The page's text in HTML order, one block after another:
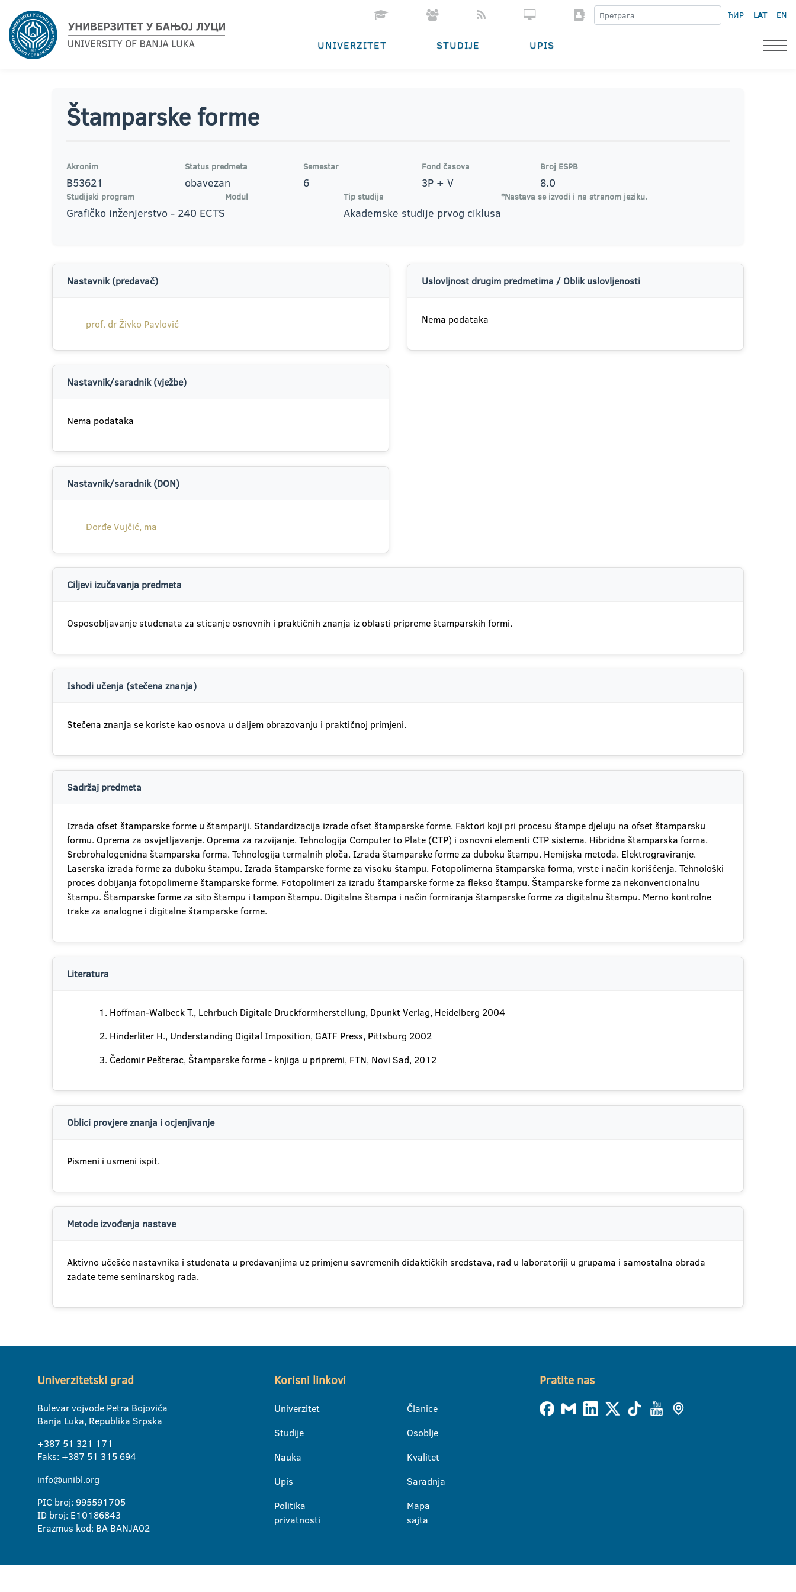
ЋИР LAT EN
UNIVERZITET STUDIJE UPIS
Štamparske forme
Akronim
B53621
Status predmeta
obavezan
Semestar
6
Fond časova
3P + V
Broj ESPB
8.0
Studijski program
Grafičko inženjerstvo - 240 ECTS
Modul Tip studija
Akademske studije prvog ciklusa
*Nastava se izvodi i na stranom jeziku.
Nastavnik (predavač)
prof. dr Živko Pavlović
Nastavnik/saradnik (vježbe)
Nema podataka
Nastavnik/saradnik (DON)
Đorđe Vujčić, ma
Uslovljnost drugim predmetima / Oblik uslovljenosti
Nema podataka
Ciljevi izučavanja predmeta
Osposobljavanje studenata za sticanje osnovnih i praktičnih znanja iz oblasti pripreme štamparskih formi.
Ishodi učenja (stečena znanja)
Stečena znanja se koriste kao osnova u daljem obrazovanju i praktičnoj primjeni.
Sadržaj predmeta
Izrada ofset štamparske forme u štampariji. Standardizacija izrade ofset štamparske forme. Faktori koji pri procesu štampe djeluju na ofset štamparsku
formu. Oprema za osvjetljavanje. Oprema za razvijanje. Tehnologija Computer to Plate (CTP) i osnovni elementi CTP sistema. Hibridna štamparska forma.
Srebrohalogenidna štamparska forma. Tehnologija termalnih ploča. Izrada štamparske forme za duboku štampu. Hemijska metoda. Elektrograviranje.
Laserska izrada forme za duboku štampu. Izrada štamparske forme za visoku štampu. Fotopolimerna štamparska forma, vrste i način korišćenja. Tehnološki
proces dobijanja fotopolimerne štamparske forme. Fotopolimeri za izradu štamparske forme za flekso štampu. Štamparske forme za nekonvencionalnu
štampu. Štamparske forme za sito štampu i tampon štampu. Digitalna štampa i način formiranja štamparske forme za digitalnu štampu. Merno kontrolne
trake za analogne i digitalne štamparske forme.
Literatura
Hoffman-Walbeck T., Lehrbuch Digitale Druckformherstellung, Dpunkt Verlag, Heidelberg 2004
Hinderliter H., Understanding Digital Imposition, GATF Press, Pittsburg 2002
Čedomir Pešterac, Štamparske forme - knjiga u pripremi, FTN, Novi Sad, 2012
Oblici provjere znanja i ocjenjivanje
Pismeni i usmeni ispit.
Metode izvođenja nastave
Aktivno učešće nastavnika i studenata u predavanjima uz primjenu savremenih didaktičkih sredstava, rad u laboratoriji u grupama i samostalna obrada
zadate teme seminarskog rada.
Univerzitetski grad
Bulevar vojvode Petra Bojovića
Banja Luka, Republika Srpska
+387 51 321 171
Faks: +387 51 315 694
info@unibl.org
PIC broj: 995591705
ID broj: E10186843
Erazmus kod: BA BANJA02
Korisni linkovi
Univerzitet
Studije
Nauka
Upis
Politika
privatnosti
Članice
Osoblje
Kvalitet
Saradnja
Mapa
sajta
Pratite nas